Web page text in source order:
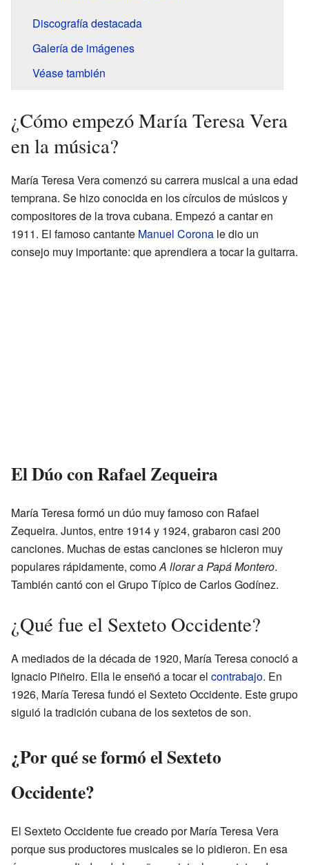
Discografía destacada
Galería de imágenes
Véase también
¿Cómo empezó María Teresa Vera
en la música?
María Teresa Vera comenzó su carrera musical a una edad
temprana. Se hizo conocida en los círculos de músicos y
compositores de la trova cubana. Empezó a cantar en
1911. El famoso cantante Manuel Corona le dio un
consejo muy importante: que aprendiera a tocar la guitarra.
El Dúo con Rafael Zequeira
María Teresa formó un dúo muy famoso con Rafael
Zequeira. Juntos, entre 1914 y 1924, grabaron casi 200
canciones. Muchas de estas canciones se hicieron muy
populares rápidamente, comoA llorar a Papá Montero.
También cantó con el Grupo Típico de Carlos Godínez.
¿Qué fue el Sexteto Occidente?
A mediados de la década de 1920, María Teresa conoció a
Ignacio Piñeiro. Ella le enseñó a tocar el contrabajo. En
1926, María Teresa fundó el Sexteto Occidente. Este grupo
siguió la tradición cubana de los sextetos de son.
¿Por qué se formó el Sexteto
Occidente?
El Sexteto Occidente fue creado por María Teresa Vera
porque sus productores musicales se lo pidieron. En esa